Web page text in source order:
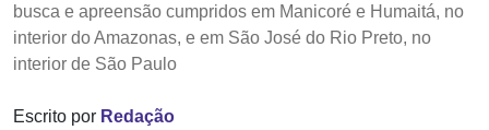
busca e apreensão cumpridos em Manicoré e Humaitá, no
interior do Amazonas, e em São José do Rio Preto, no
interior de São Paulo
Escrito por Redação